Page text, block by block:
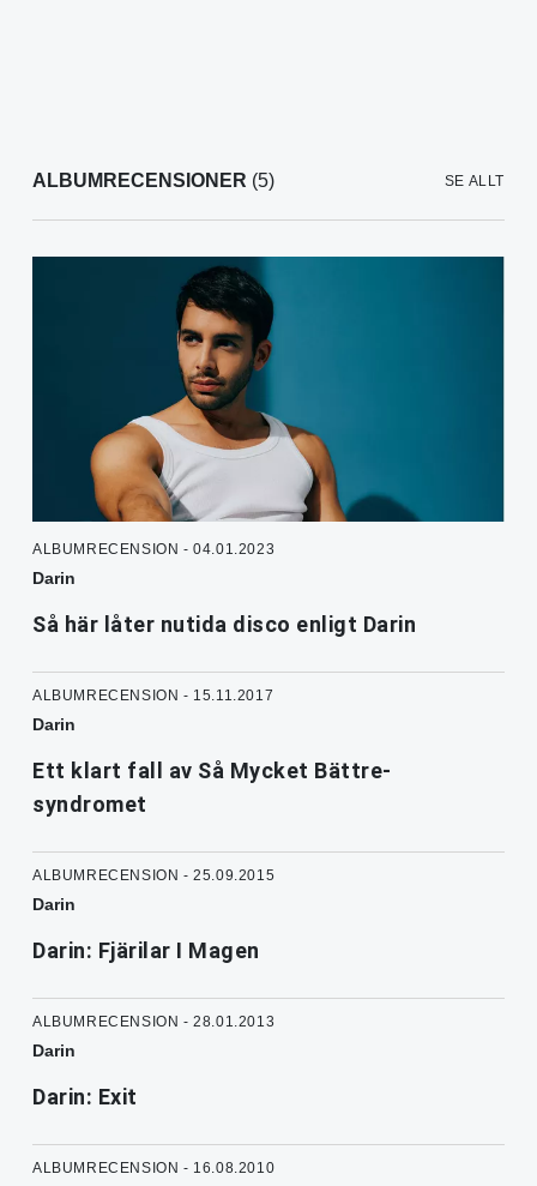
ALBUMRECENSIONER (5) SE ALLT
ALBUMRECENSION - 04.01.2023
Darin
Så här låter nutida disco enligt Darin
ALBUMRECENSION - 15.11.2017
Darin
Ett klart fall av Så Mycket Bättre-
syndromet
ALBUMRECENSION - 25.09.2015
Darin
Darin: Fjärilar I Magen
ALBUMRECENSION - 28.01.2013
Darin
Darin: Exit
ALBUMRECENSION - 16.08.2010